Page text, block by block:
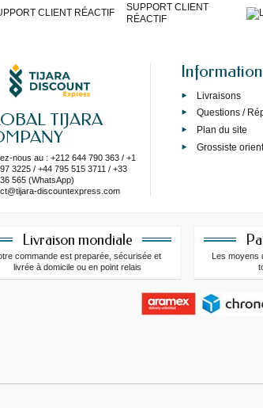
SUPPORT CLIENT
RÉACTIF
TIJARA
nous au : +212 644 790 363 / +1
3225 / +44 795 515 3711 / +33
565 (WhatsApp)
discountexpress.com
Livraisons
Questions /
Plan du site
Grossiste
Livraison mondiale
commande est preparée, sécurisée et
livrée à domicile ou en point relais
Les moyens